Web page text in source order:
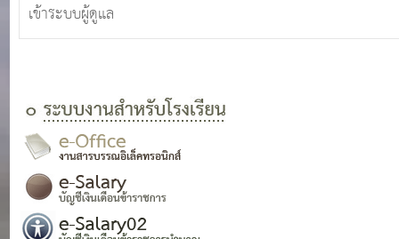
เข้าระบบผู้ดูแล